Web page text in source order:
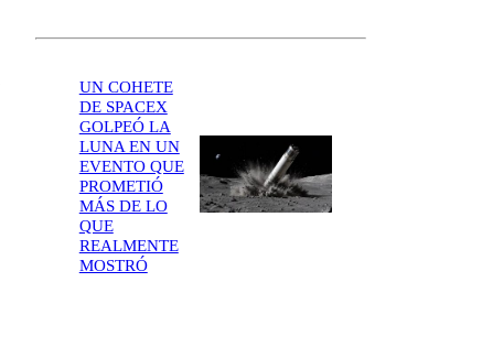
UN COHETE
DE SPACEX
GOLPEÓ LA
LUNA EN UN
EVENTO QUE
PROMETIÓ
MÁS DE LO
QUE
REALMENTE
MOSTRÓ